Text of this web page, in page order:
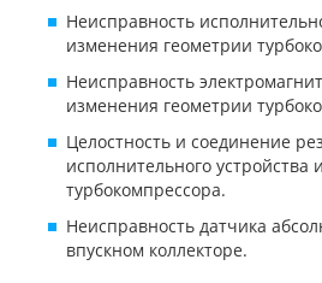
Неисправность
изменения геометрии
Неисправность
изменения геометрии
Целостность и соединение
исполнительного
турбокомпрессора.
Неисправность датчика
впускном коллекторе.